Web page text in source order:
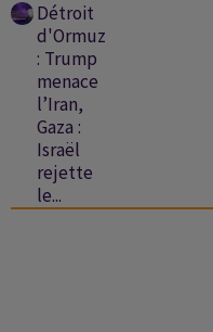
Détroit
d'Ormuz
: Trump
menace
l’Iran,
Gaza :
Israël
rejette
le...